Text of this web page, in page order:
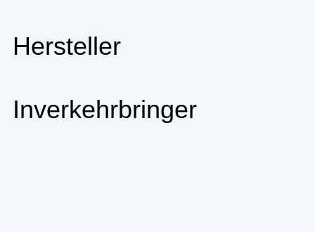
Hersteller
Inverkehrbringer